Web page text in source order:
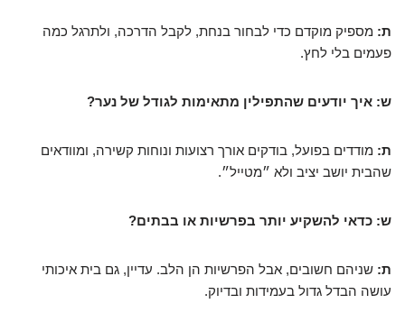
ת: מספיק מוקדם כדי לבחור בנחת, לקבל הדרכה, ולתרגל כמה
פעמים בלי לחץ.
ש: איך יודעים שהתפילין מתאימות לגודל של נער?
ת: מודדים בפועל, בודקים אורך רצועות ונוחות קשירה, ומוודאים
שהבית יושב יציב ולא ״מטייל״.
ש: כדאי להשקיע יותר בפרשיות או בבתים?
ת: שניהם חשובים, אבל הפרשיות הן הלב. עדיין, גם בית איכותי
עושה הבדל גדול בעמידות ובדיוק.